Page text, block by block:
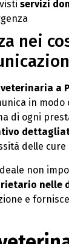
servizi
nei
a
in
di ogni
delle
non
nelle
e